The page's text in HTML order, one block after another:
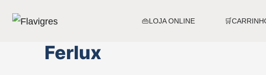
👜LOJA ONLINE
Ferlux